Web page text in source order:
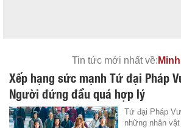
Tin tức mới nhất về:
Xếp hạng sức mạnh Tứ đại Pháp
Người đứng đầu quá hợp lý
Tứ đại Pháp
những nhân